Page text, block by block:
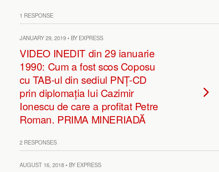
1 RESPONSE
JANUARY 29, 2019 • BY EXPRESS
VIDEO INEDIT din 29 ianuarie
1990: Cum a fost scos Coposu
cu TAB-ul din sediul PNȚ-CD
prin diplomația lui Cazimir
Ionescu de care a profitat Petre
Roman. PRIMA MINERIADĂ
2 RESPONSES
AUGUST 16, 2018 • BY EXPRESS